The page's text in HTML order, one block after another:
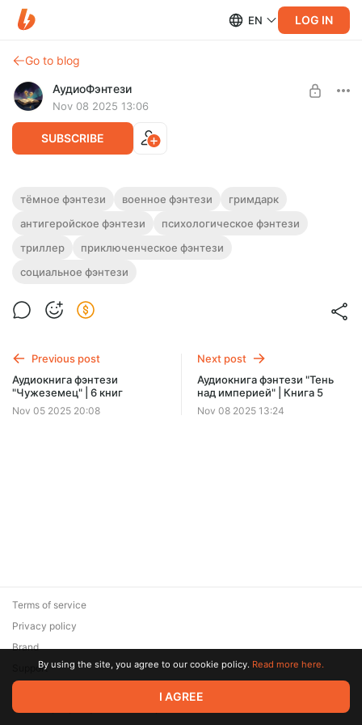
EN LOG IN
Go to blog
АудиоФэнтези
Nov 08 2025 13:06
SUBSCRIBE
Аудиокнига фэнтези "Последний рубеж"
Полная версия.
Слушайте эту и другие фэнтези-аудиокниги полностью, без
рекламы и любых ограничений!
Level required:
UNLOCK WITH DISCOUNT
Offer ends 08 August.
тёмное фэнтези военное фэнтези
гримдарк
антигеройское фэнтези
психологическое фэнтези
триллер
приключенческое фэнтези
социальное фэнтези
Previous post
Аудиокнига фэнтези
"Чужеземец" | 6 книг
Nov 05 2025 20:08
Next post
Аудиокнига фэнтези "Тень
над империей" | Книга 5
Nov 08 2025 13:24
© 2026 Zaya Solutions Limited. All rights reserved. All trademarks
are the property of their respective owners.
Terms of service
Privacy policy
Brand
SupportBy using the site, you agree to our cookie policy. Read more here.
I AGREE